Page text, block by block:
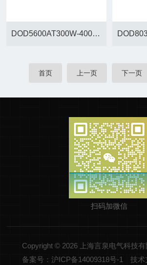
DOD5600AT300W-400W LED防爆泛光灯
首页 上一页 下一页
扫码加微信
Copyright © 2026 上海言泉电气科技
备案号：沪ICP备14009318号-1
技术